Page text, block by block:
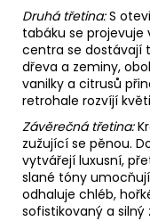
Druhá třetina: S
tabáku se projevuje
centra se dostávají
dřeva a zeminy,
vanilky a citrusů
retrohale rozvíjí
Závěrečná třetina:
zužující se pěnou.
vytvářejí luxusní,
slané tóny
odhaluje chléb,
sofistikovaný a silný